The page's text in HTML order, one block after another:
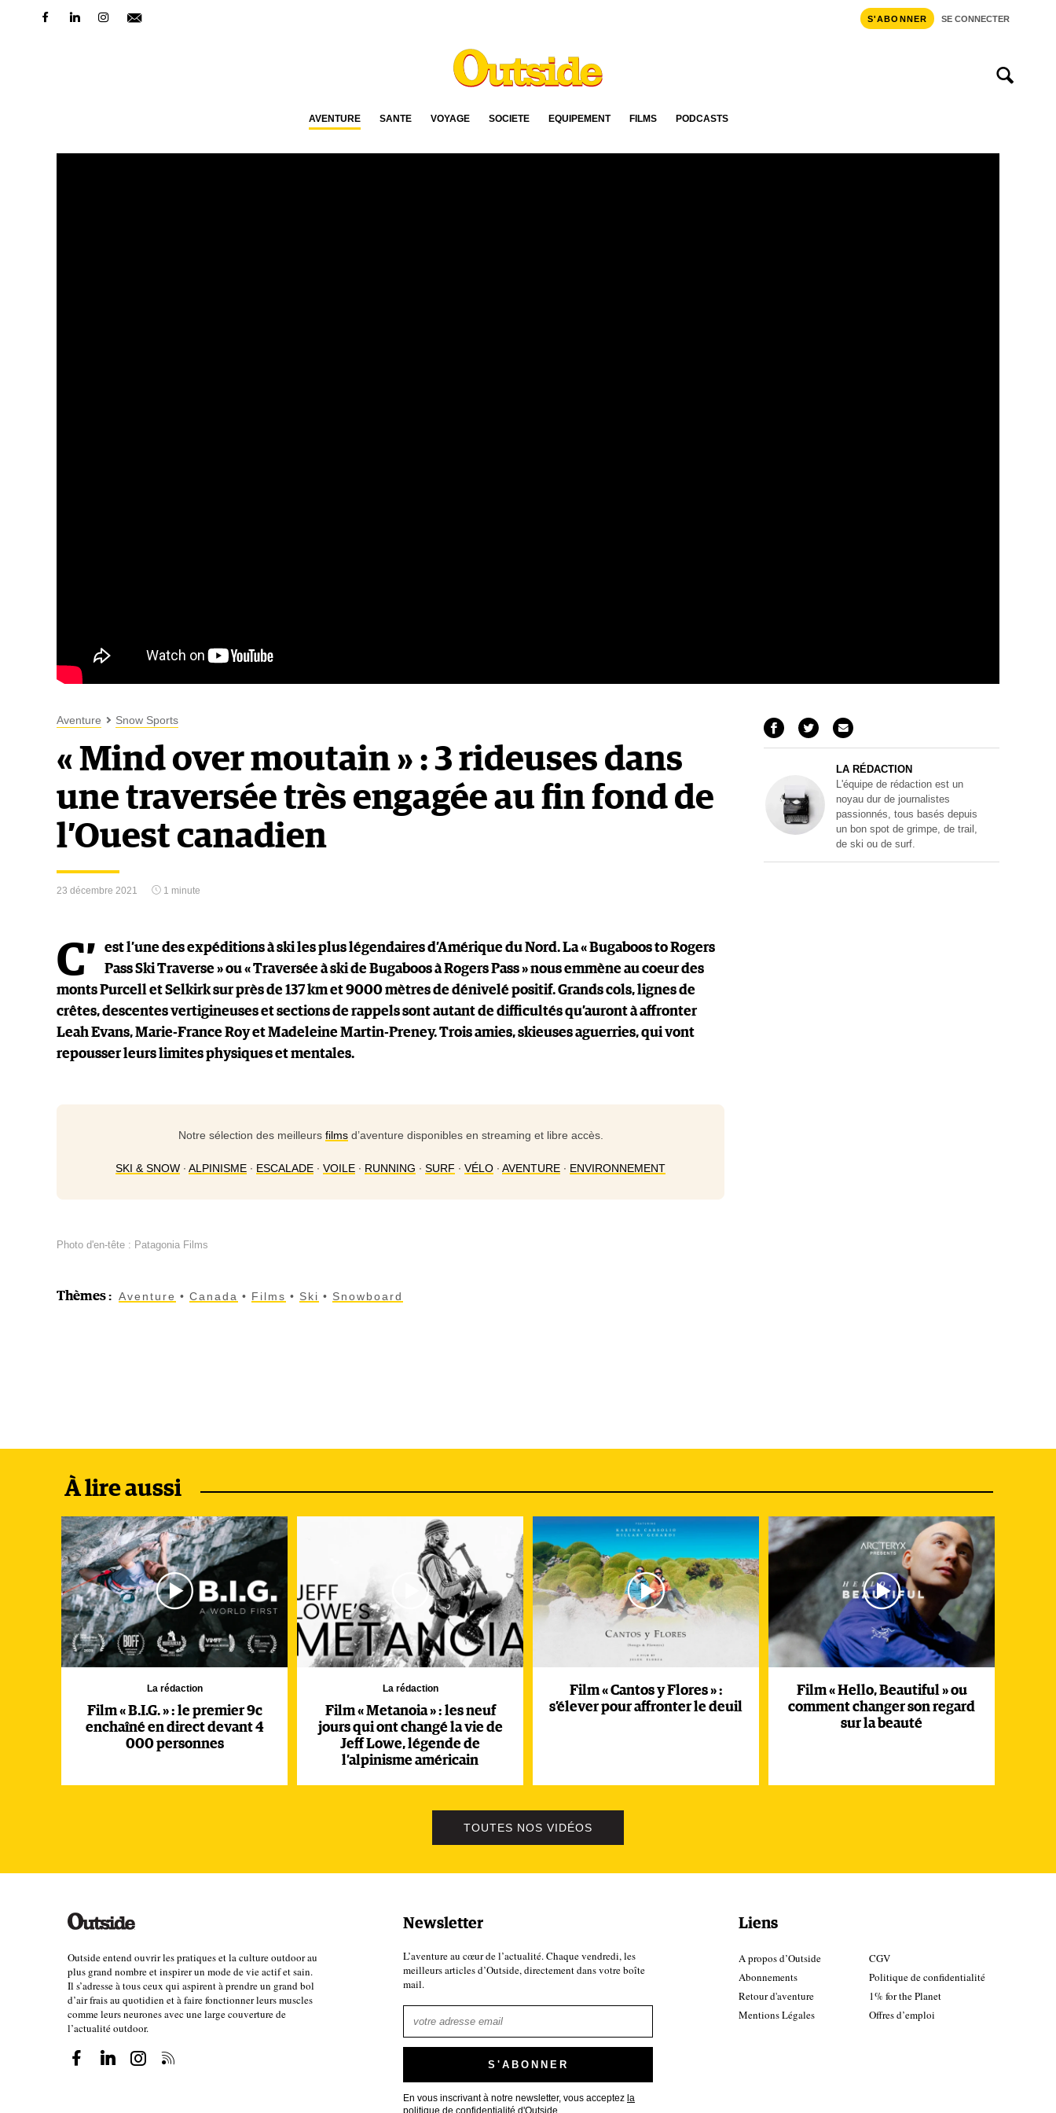
S'ABONNER SE CONNECTER
AVENTURE SANTÉ VOYAGE SOCIÉTÉ ÉQUIPEMENT FILMS PODCASTS
Aventure Snow Sports
« Mind over moutain » : 3 rideuses dans
une traversée très engagée au fin fond de
l’Ouest canadien
23 décembre 2021 1 minute
LA RÉDACTION
L'équipe de rédaction est un
noyau dur de journalistes
passionnés, tous basés depuis
un bon spot de grimpe, de trail,
de ski ou de surf.
C’
est l’une des expéditions à ski les plus légendaires d’Amérique du Nord. La « Bugaboos to Rogers
Pass Ski Traverse » ou « Traversée à ski de Bugaboos à Rogers Pass » nous emmène au coeur des
monts Purcell et Selkirk sur près de 137 km et 9000 mètres de dénivelé positif. Grands cols, lignes de
crêtes, descentes vertigineuses et sections de rappels sont autant de difficultés qu’auront à affronter
Leah Evans, Marie-France Roy et Madeleine Martin-Preney. Trois amies, skieuses aguerries, qui vont
repousser leurs limites physiques et mentales.
Notre sélection des meilleurs filmsd’aventure disponibles en streaming et libre accès.
SKI & SNOW ∙ ALPINISME ∙ ESCALADE ∙ VOILE ∙ RUNNING ∙ SURF ∙ VÉLO ∙ AVENTURE ∙ ENVIRONNEMENT
Photo d'en-tête : Patagonia Films
Thèmes: Aventure Canada Films Ski Snowboard
À lire aussi
La rédaction
Film « B.I.G. » : le premier 9c
enchaîné en direct devant 4
000 personnes
La rédaction
Film « Metanoia » : les neuf
jours qui ont changé la vie de
Jeff Lowe, légende de
l’alpinisme américain
Film « Cantos y Flores » :
s’élever pour affronter le deuil
Film « Hello, Beautiful » ou
comment changer son regard
sur la beauté
TOUTES NOS VIDÉOS
Outside entend ouvrir les pratiques et la culture outdoor au
plus grand nombre et inspirer un mode de vie actif et sain.
Il s’adresse à tous ceux qui aspirent à prendre un grand bol
d’air frais au quotidien et à faire fonctionner leurs muscles
comme leurs neurones avec une large couverture de
l’actualité outdoor.
Newsletter
L’aventure au cœur de l’actualité. Chaque vendredi, les
meilleurs articles d’Outside, directement dans votre boîte
mail.
En vous inscrivant à notre newsletter, vous acceptez la
politique de confidentialité d'Outside
Liens
A propos d’Outside
Abonnements
Retour d'aventure
Mentions Légales
CGV
Politique de confidentialité
1% for the Planet
Offres d’emploi